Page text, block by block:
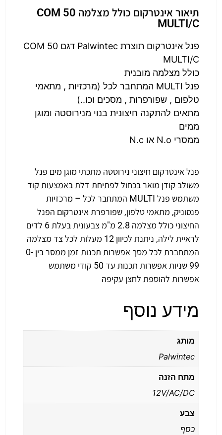
תיאור אינטרקום כולל מצלמה COM 50
MULTI/C
פנל אינטרקום תוצרת Palwintec דגם COM 50
MULTI/C
כולל מצלמה מובנית
פנל MULTI המתחבר לכל (מרכזיות , מתאמי
טלפום , שפורפרות , מסכים וכו..)
מתאים להתקנה חיצונית בנוי מנירוסטה ומוגן
ממים
ממסרי N.o או N.c
פנל אינטרקום חיצוני נירוסטה מתכתי מוגן מים פנל
משולב קודן מואר בכחול לפתיחת דלת באמצעות קוד
משתמש פנל MULTI המתחבר לכל – מרכזיות
פנסוניק, מתאמי טלפון, שפורפרת אינטרקום הפנל
החיצוני כולל מצלמה 2.8 מ"מ צבעונית בעלת 6 לדים
לראיית לילה, ניתנת לכיוון 12 מעלות לכל צד מצלמה
המתחברת לכל מסך אפשרות תכנות זמן ממסר בין 0-
99 שניות אפשרות תכנות עד 50 קודי משתמש
אפשרות להוספת לחצן עקיפה
מידע נוסף
מותג
Palwintec
מתח הזנה
12V/AC/DC
צבע
כסף